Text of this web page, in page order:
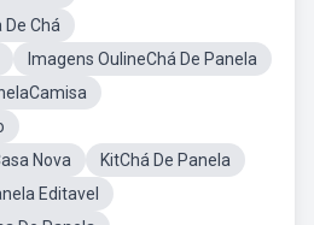
De Chá
Imagens OulineChá De Panela
Nova
KitChá De Panela
Editavel